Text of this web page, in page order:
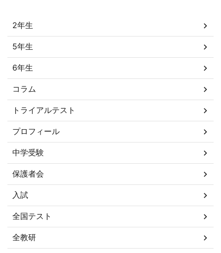
2年生
5年生
6年生
コラム
トライアルテスト
プロフィール
中学受験
保護者会
入試
全国テスト
全教研